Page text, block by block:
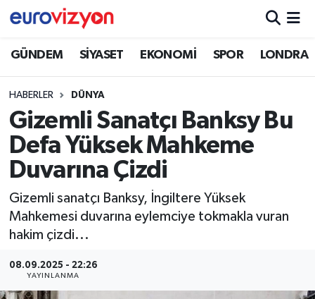
GÜNDEM SİYASET EKONOMİ SPOR LONDRA
HABERLER DÜNYA
Gizemli Sanatçı Banksy Bu
Defa Yüksek Mahkeme
Duvarına Çizdi
Gizemli sanatçı Banksy, İngiltere Yüksek
Mahkemesi duvarına eylemciye tokmakla vuran
hakim çizdi...
08.09.2025 - 22:26
YAYINLANMA